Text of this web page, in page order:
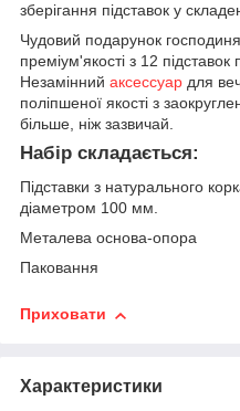
зберігання підставок у
Чудовий подарунок
преміум'якості з 12 підставок
Незамінний аксессуар для
поліпшеної якості з
більше, ніж зазвичай.
Набір складається:
Підставки з натурального
діаметром 100 мм.
Металева основа-опора
Паковання
Приховати
Характеристики